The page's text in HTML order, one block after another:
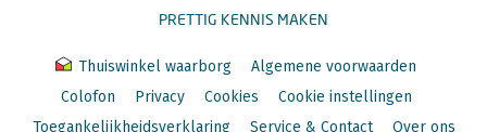
PRETTIG KENNIS MAKEN
Thuiswinkel waarborg
Algemene voorwaarden
Colofon
Privacy Cookies
Cookie instellingen
Toegankelijkheidsverklaring
Service & Contact Over ons